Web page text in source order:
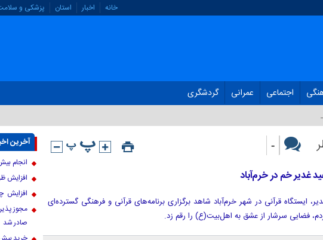
خانه اخبار استان پزشکی و
اجتماعی عمرانی گردشگری
-
غدیر خم در خرم‌آباد
ایستگاه‌ قرآنی در شهر خرم‌آباد شاهد برگزاری برنامه‌های قرآنی و فرهنگی گسترده‌ای
فضایی سرشار از عشق به اهل‌بیت(ع) را رقم زد.
آخرین
انجام بیش از ۲۰۰ بازدید از داروخانه‌ها برای
افزایش
افزایش
صادر شد